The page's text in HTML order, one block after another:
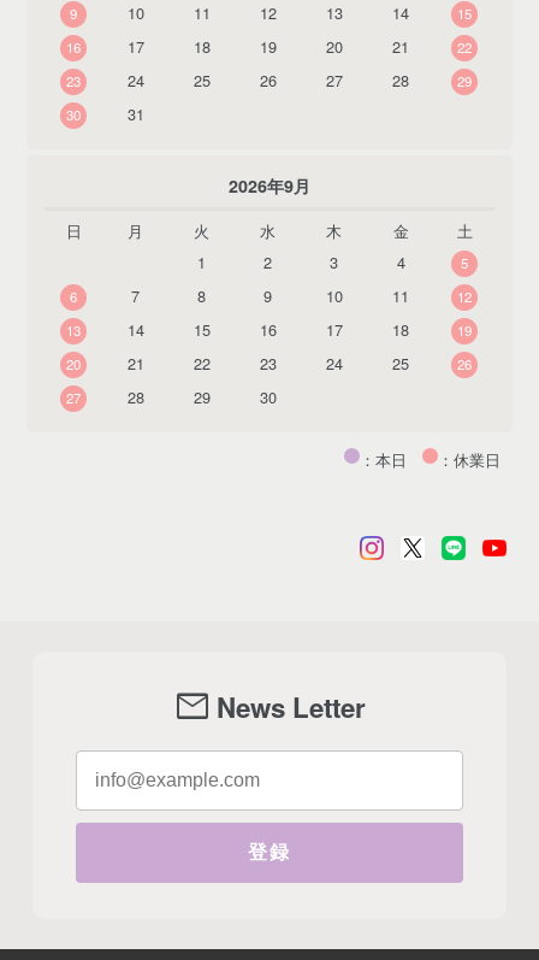
9
10 11 12 13 14
15
16
17 18 19 20 21
22
23
24 25 26 27 28
29
30
31
2026年9月
日 月 火 水 木 金
土
1
2 3 4
5
6
7 8 9 10 11
12
13
14 15 16 17 18
19
20
21 22 23 24 25
26
27
28 29 30
：本日 ：休業日
mail News Letter
登録